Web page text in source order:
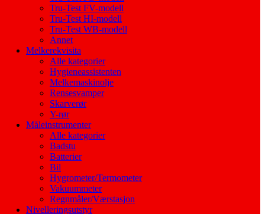
Tru-Test FV-modell
Tru-Test HI-modell
Tru-Test WB-modell
Annet
Melkerekvisita
Alle kategorier
Hygieneassistenten
Melkemaskinolje
Rensesvamper
Skarverør
Y-rør
Måleinstrumenter
Alle kategorier
Badstu
Batterier
Bil
Hygrometer/Termometer
Vakuummeter
Regnmåler/Værstasjon
Nivelleringsutstyr